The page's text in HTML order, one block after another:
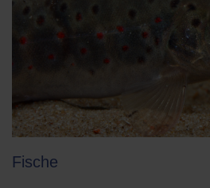
Fische